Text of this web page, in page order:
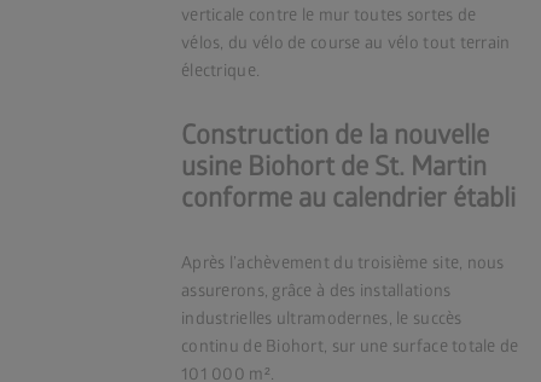
verticale contre le mur toutes sortes de
vélos, du vélo de course au vélo tout terrain
électrique.
Construction de la nouvelle
usine Biohort de St. Martin
conforme au calendrier établi
Après l’achèvement du troisième site, nous
assurerons, grâce à des installations
industrielles ultramodernes, le succès
continu de Biohort, sur une surface totale de
101 000 m².